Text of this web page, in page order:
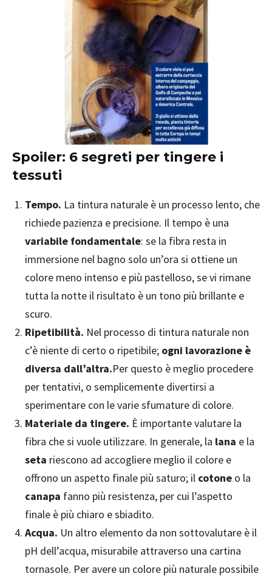
Spoiler: 6 segreti per tingere i
tessuti
Tempo. La tintura naturale è un processo lento, che
richiede pazienza e precisione. Il tempo è una
variabile fondamentale: se la fibra resta in
immersione nel bagno solo un’ora si ottiene un
colore meno intenso e più pastelloso, se vi rimane
tutta la notte il risultato è un tono più brillante e
scuro.
Ripetibilità. Nel processo di tintura naturale non
c’è niente di certo o ripetibile; ogni lavorazione è
diversa dall’altra.Per questo è meglio procedere
per tentativi, o semplicemente divertirsi a
sperimentare con le varie sfumature di colore.
Materiale da tingere. È importante valutare la
fibra che si vuole utilizzare. In generale, la lana e la
seta riescono ad accogliere meglio il colore e
offrono un aspetto finale più saturo; il cotone o la
canapa fanno più resistenza, per cui l’aspetto
finale è più chiaro e sbiadito.
Acqua. Un altro elemento da non sottovalutare è il
pH dell’acqua, misurabile attraverso una cartina
tornasole. Per avere un colore più naturale possibile